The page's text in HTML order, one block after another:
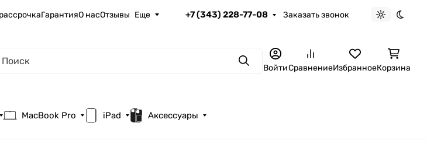
ГарантияО насОтзывы Еще +7 (343) 228-77-08 Заказать звонок
Светлая
ПоискВойтиСравнениеИзбранноеКорзина
MacBook Pro iPad Аксессуары